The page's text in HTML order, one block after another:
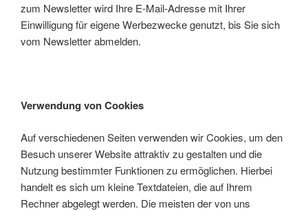
zum Newsletter wird Ihre E-Mail-Adresse mit Ihrer
Einwilligung für eigene Werbezwecke genutzt, bis Sie sich
vom Newsletter abmelden.
Verwendung von Cookies
Auf verschiedenen Seiten verwenden wir Cookies, um den
Besuch unserer Website attraktiv zu gestalten und die
Nutzung bestimmter Funktionen zu ermöglichen. Hierbei
handelt es sich um kleine Textdateien, die auf Ihrem
Rechner abgelegt werden. Die meisten der von uns